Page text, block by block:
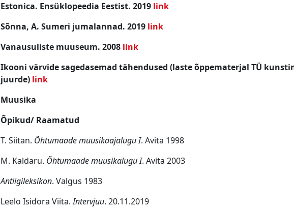
Estonica. Ensüklopeedia Eestist. 2019 link
Sõnna, A. Sumeri jumalannad. 2019 link
Vanausuliste muuseum. 2008 link
Ikooni värvide sagedasemad tähendused (laste õppematerjal TÜ
juurde) link
Muusika
Õpikud/ Raamatud
T. Siitan. Õhtumaade muusikaajalugu I. Avita 1998
M. Kaldaru. Õhtumaade muusikalugu I. Avita 2003
Antiigileksikon. Valgus 1983
Leelo Isidora Viita.Intervjuu. 20.11.2019